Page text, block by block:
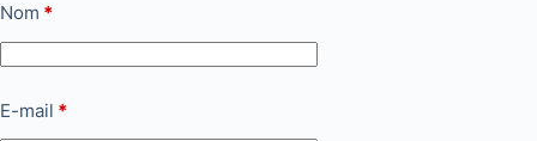
Nom *
E-mail *